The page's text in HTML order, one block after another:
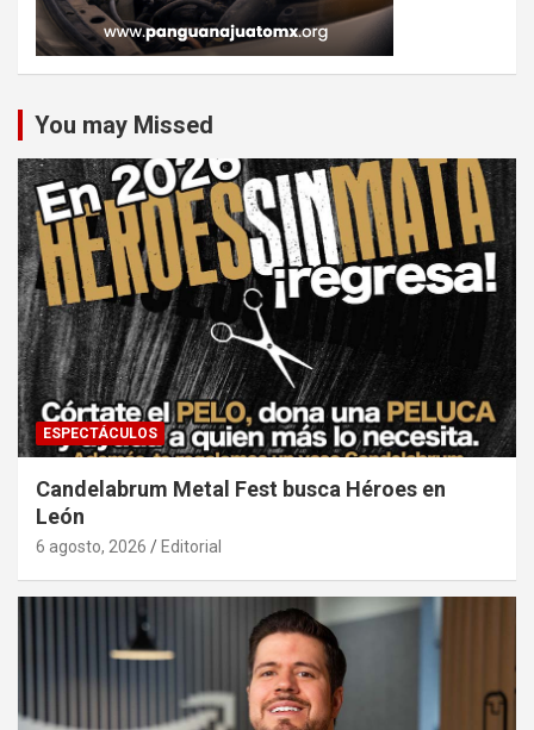
You may Missed
ESPECTÁCULOS
Candelabrum Metal Fest busca Héroes en
León
6 agosto, 2026 Editorial